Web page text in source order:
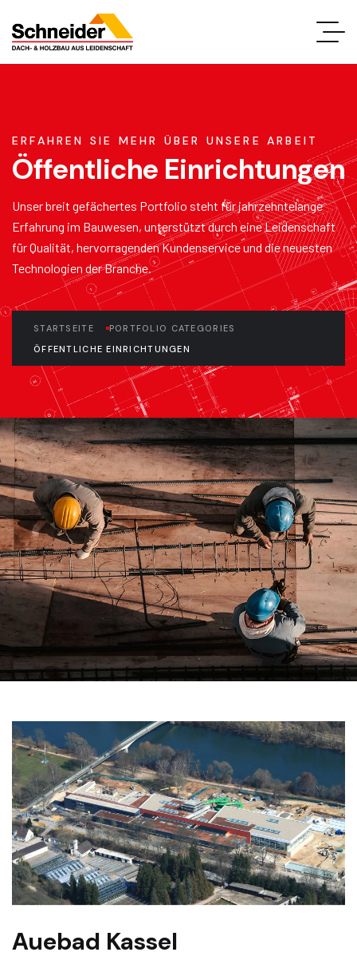
ERFAHREN SIE MEHR ÜBER UNSERE ARBEIT
Öffentliche Einrichtungen
Unser breit gefächertes Portfolio steht für jahrzehntelange
Erfahrung im Bauwesen, unterstützt durch eine Leidenschaft
für Qualität, hervorragenden Kundenservice und die neuesten
Technologien der Branche.
STARTSEITE
PORTFOLIO CATEGORIES
ÖFFENTLICHE EINRICHTUNGEN
Auebad Kassel